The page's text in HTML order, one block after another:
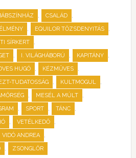
, CSALÁD ,
ÉLMÉNY , EQUILOR TŐZSDENYITÁS ,
SÍRKERT ,
, I. VILÁGHÁBORÚ , KAPITÁNY ,
HUGÓ , KÉZMŰVES ,
TUDATOSSÁG , KULTMOGUL ,
, MESÉL A MÚLT ,
, SPORT , TÁNC ,
, VETÉLKEDŐ ,
VIDÓ ANDREA ,
, ZSONGLŐR